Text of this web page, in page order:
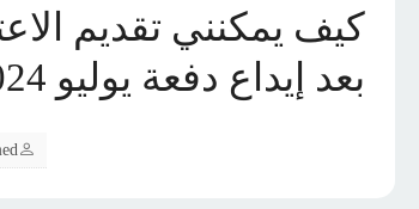
كيف يمكنني تقديم
بعد إيداع دفعة يوليو 2024؟